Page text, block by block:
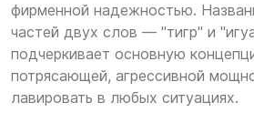
фирменной надежностью.
частей двух слов — "тигр" и
подчеркивает основную
потрясающей, агрессивной
лавировать в любых ситуациях.